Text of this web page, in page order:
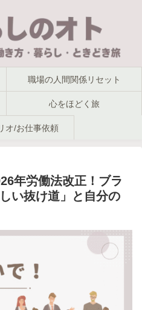
職場の人間関係リセット
心をほどく旅
オ/お仕事依頼
年労働法改正！ブラ
い抜け道」と自分の